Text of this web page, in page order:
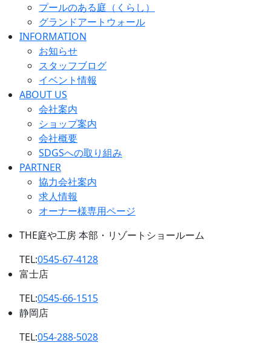
プールのある庭（くらし）
グランドアートウォール
INFORMATION
お知らせ
スタッフブログ
イベント情報
ABOUT US
会社案内
ショップ案内
会社概要
SDGSへの取り組み
PARTNER
協力会社案内
求人情報
オーナー様専用ページ
THE庭や工房 本部・リゾートショールーム
TEL:0545-67-4128
富士店
TEL:0545-66-1515
静岡店
TEL:054-288-5028